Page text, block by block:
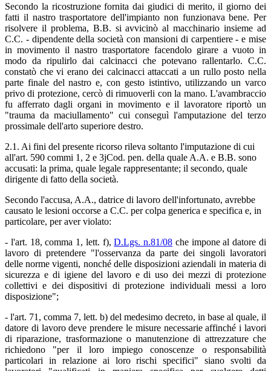
Secondo la ricostruzione fornita dai giudici di merito, il giorno dei
fatti il nastro trasportatore dell'impianto non funzionava bene. Per
risolvere il problema, B.B. si avvicinò al macchinario insieme ad
C.C. - dipendente della società con mansioni di carpentiere - e mise
in movimento il nastro trasportatore facendolo girare a vuoto in
modo da ripulirlo dai calcinacci che potevano rallentarlo. C.C.
constatò che vi erano dei calcinacci attaccati a un rullo posto nella
parte finale del nastro e, con gesto istintivo, utilizzando un varco
privo di protezione, cercò di rimuoverli con la mano. L'avambraccio
fu afferrato dagli organi in movimento e il lavoratore riportò un
"trauma da maciullamento" cui conseguì l'amputazione del terzo
prossimale dell'arto superiore destro.
2.1. Ai fini del presente ricorso rileva soltanto l'imputazione di cui
all'art. 590 commi 1, 2 e 3jCod. pen. della quale A.A. e B.B. sono
accusati: la prima, quale legale rappresentante; il secondo, quale
dirigente di fatto della società.
Secondo l'accusa, A.A., datrice di lavoro dell'infortunato, avrebbe
causato le lesioni occorse a C.C. per colpa generica e specifica e, in
particolare, per aver violato:
- l'art. 18, comma 1, lett. f),D.Lgs. n.81/08 che impone al datore di
lavoro di pretendere "l'osservanza da parte dei singoli lavoratori
delle norme vigenti, nonché delle disposizioni aziendali in materia di
sicurezza e di igiene del lavoro e di uso dei mezzi di protezione
collettivi e dei dispositivi di protezione individuali messi a loro
disposizione";
- l'art. 71, comma 7, lett. b) del medesimo decreto, in base al quale, il
datore di lavoro deve prendere le misure necessarie affinché i lavori
di riparazione, trasformazione o manutenzione di attrezzature che
richiedono "per il loro impiego conoscenze o responsabilità
particolari in relazione ai loro rischi specifici" siano svolti da